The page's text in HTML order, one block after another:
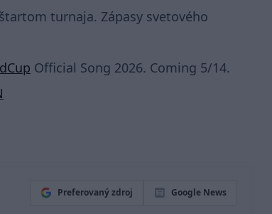
turnaja. Zápasy svetového
Official Song 2026. Coming 5/14.
Preferovaný zdroj Google News